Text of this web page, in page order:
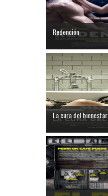
Redención
La cura del bienestar